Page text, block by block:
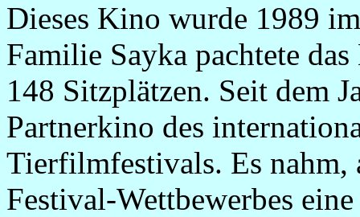
Dieses Kino wurde 1989
Familie Sayka pachtete
148 Sitzplätzen. Seit dem
Partnerkino des
Tierfilmfestivals. Es nahm,
Festival-Wettbewerbes